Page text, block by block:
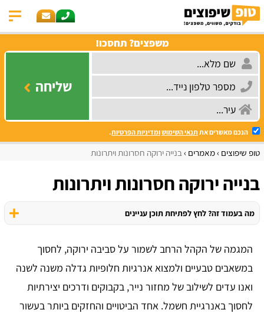
משפצים? תחסכו!
שליחה
הנכם מאשרים את תנאי השימושומדיניות הפרטיות.
טופ שיפוצים מאמרים בנייה ירוקה חסרונות ויתרונות
בנייה ירוקה חסרונות ויתרונות
מה בעמוד זה? לחץ לפתיחת תוכן עניינים
המגמה של הקהל הרחב לשמור על סביבה ירוקה, לחסוך
במשאבים טבעיים ולמצוא אנרגיות חלופיות גדלה משנה לשנה
ואנו עדים לשילוב של מחזור נייר, בקבוקים ודרכים יצירתיות
לחסוך באנרגיית חשמל. אחד הביטויים והחזקים ביותר בעשור